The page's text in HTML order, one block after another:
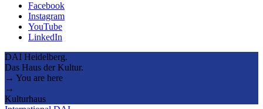
Facebook
Instagram
YouTube
LinkedIn
DAI Heidelberg.
Das Haus der Kultur.
→ You are here
→
Kulturhaus